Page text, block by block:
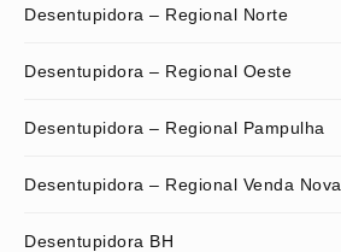
Desentupidora – Regional Norte
Desentupidora – Regional Oeste
Desentupidora – Regional Pampulha
Desentupidora – Regional Venda Nova
Desentupidora BH